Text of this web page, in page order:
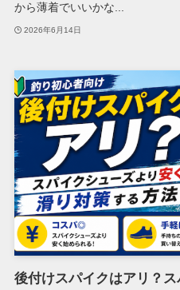
から薄着でいいかな...
2026年6月14日
後付けスパイクはアリ？